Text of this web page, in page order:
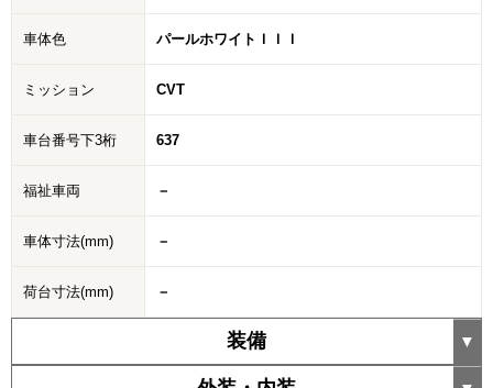
車体色 パールホワイトＩＩＩ
ミッション CVT
車台番号下3桁 637
福祉車両 －
車体寸法(mm) －
荷台寸法(mm) －
装備